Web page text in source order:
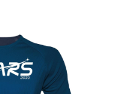
la
página
producto
tiene